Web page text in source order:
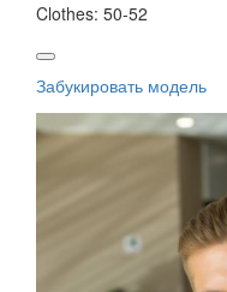
Clothes: 50-52
Забукировать модель